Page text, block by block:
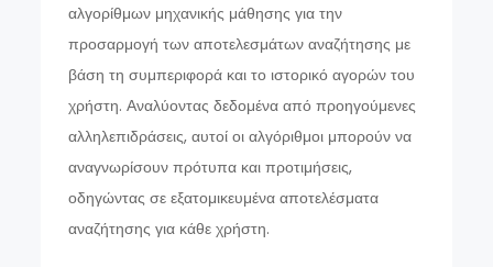
αλγορίθμων μηχανικής μάθησης για την
προσαρμογή των αποτελεσμάτων αναζήτησης με
βάση τη συμπεριφορά και το ιστορικό αγορών του
χρήστη. Αναλύοντας δεδομένα από προηγούμενες
αλληλεπιδράσεις, αυτοί οι αλγόριθμοι μπορούν να
αναγνωρίσουν πρότυπα και προτιμήσεις,
οδηγώντας σε εξατομικευμένα αποτελέσματα
αναζήτησης για κάθε χρήστη.